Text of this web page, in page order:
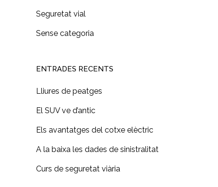
Seguretat vial
Sense categoria
ENTRADES RECENTS
Lliures de peatges
El SUV ve d’antic
Els avantatges del cotxe elèctric
A la baixa les dades de sinistralitat
Curs de seguretat viària